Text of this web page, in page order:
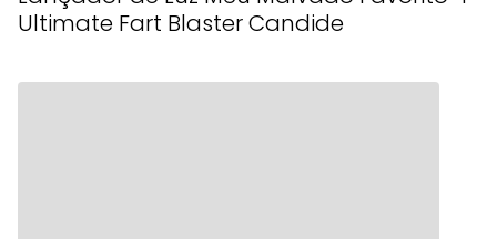
Ultimate Fart Blaster Candide